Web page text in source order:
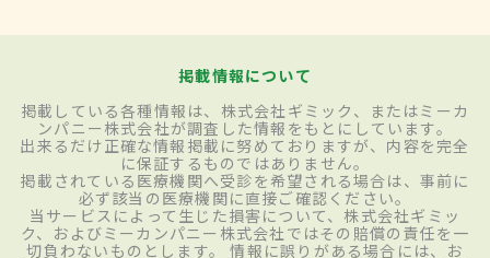
掲載情報について
掲載している各種情報は、株式会社ギミック、またはミーカ
ンパニー株式会社が調査した情報をもとにしています。
出来るだけ正確な情報掲載に努めておりますが、内容を完全
に保証するものではありません。
掲載されている医療機関へ受診を希望される場合は、事前に
必ず該当の医療機関に直接ご確認ください。
当サービスによって生じた損害について、株式会社ギミッ
ク、およびミーカンパニー株式会社ではその賠償の責任を一
切負わないものとします。 情報に誤りがある場合には、お